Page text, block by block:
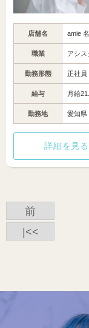
店舗名 amie
職業 アシス
勤務形態 正社員
給与 月給
勤務地 愛知県
詳細を見る
|<<
前